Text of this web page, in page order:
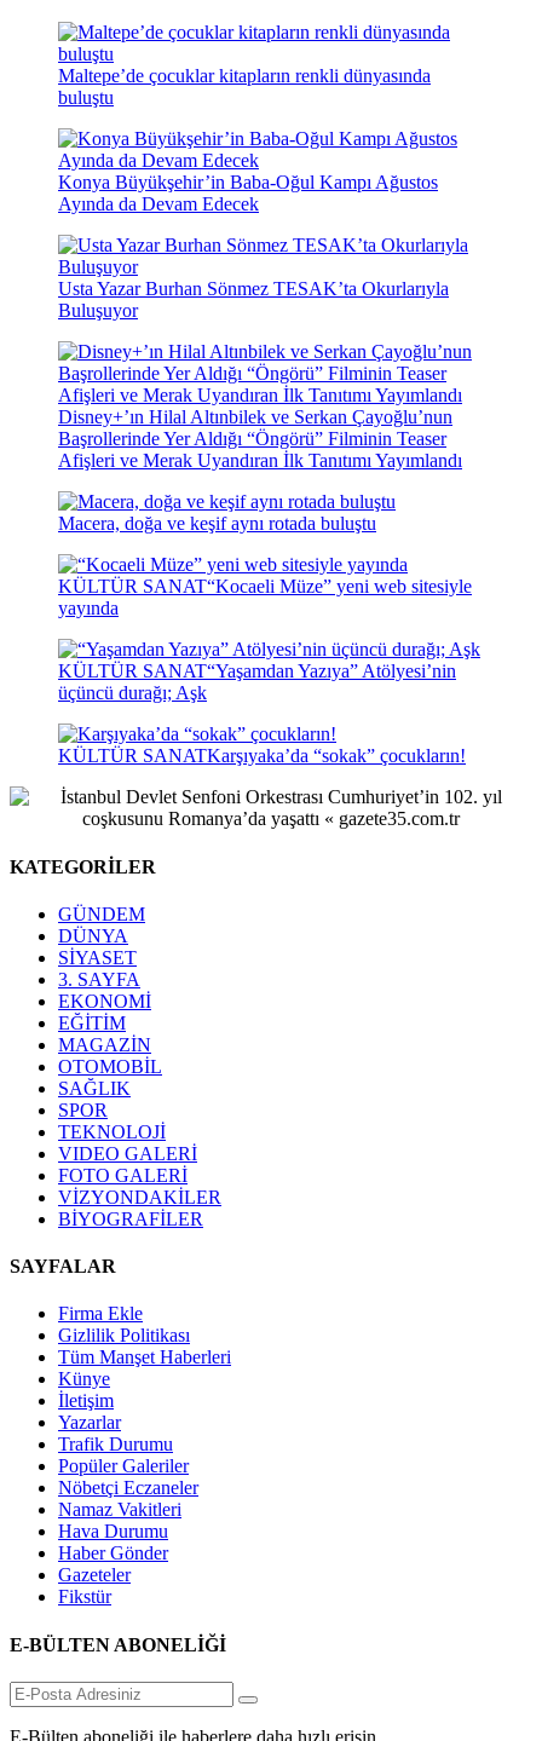
Maltepe’de çocuklar kitapların renkli dünyasında
buluştu
Konya Büyükşehir’in Baba-Oğul Kampı Ağustos
Ayında da Devam Edecek
Usta Yazar Burhan Sönmez TESAK’ta Okurlarıyla
Buluşuyor
Disney+’ın Hilal Altınbilek ve Serkan Çayoğlu’nun
Başrollerinde Yer Aldığı “Öngörü” Filminin Teaser
Afişleri ve Merak Uyandıran İlk Tanıtımı Yayımlandı
Macera, doğa ve keşif aynı rotada buluştu
KÜLTÜR SANAT“Kocaeli Müze” yeni web sitesiyle
yayında
KÜLTÜR SANAT“Yaşamdan Yazıya” Atölyesi’nin
üçüncü durağı; Aşk
KÜLTÜR SANATKarşıyaka’da “sokak” çocukların!
KATEGORİLER
GÜNDEM
DÜNYA
SİYASET
3. SAYFA
EKONOMİ
EĞİTİM
MAGAZİN
OTOMOBİL
SAĞLIK
SPOR
TEKNOLOJİ
VIDEO GALERİ
FOTO GALERİ
VİZYONDAKİLER
BİYOGRAFİLER
SAYFALAR
Firma Ekle
Gizlilik Politikası
Tüm Manşet Haberleri
Künye
İletişim
Yazarlar
Trafik Durumu
Popüler Galeriler
Nöbetçi Eczaneler
Namaz Vakitleri
Hava Durumu
Haber Gönder
Gazeteler
Fikstür
E-BÜLTEN ABONELİĞİ
E-Bülten aboneliği ile haberlere daha hızlı erişin.